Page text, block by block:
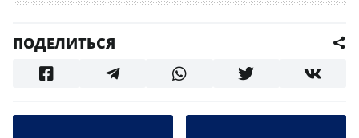
ПОДЕЛИТЬСЯ